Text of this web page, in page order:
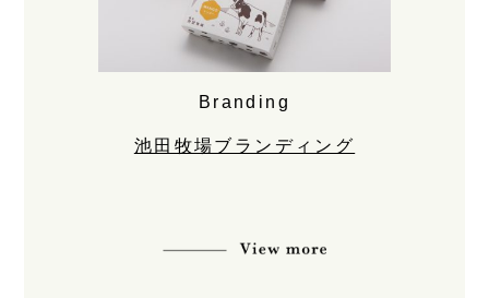
Branding
池田牧場ブランディング